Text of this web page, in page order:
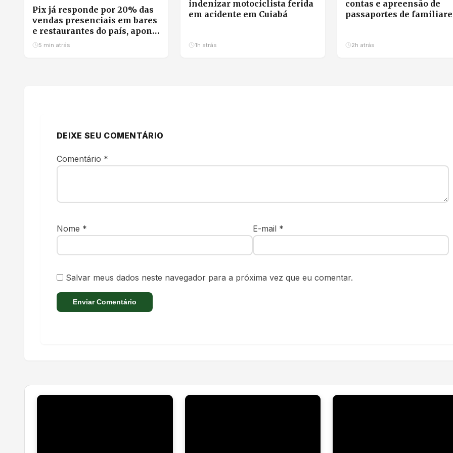
Pix já responde por 20% das
vendas presenciais em bares
e restaurantes do país, aponta
Abrasel
5 min atrás
indenizar motociclista ferida
em acidente em Cuiabá
1h atrás
contas e apreensão de
passaportes de
2h atrás
DEIXE SEU COMENTÁRIO
Comentário *
Nome * E-mail *
Salvar meus dados neste navegador para a próxima vez que eu comentar.